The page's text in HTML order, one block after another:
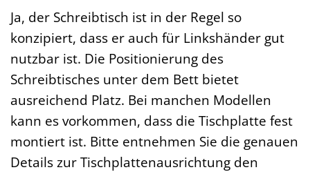
Ja, der Schreibtisch ist in der Regel so
konzipiert, dass er auch für Linkshänder gut
nutzbar ist. Die Positionierung des
Schreibtisches unter dem Bett bietet
ausreichend Platz. Bei manchen Modellen
kann es vorkommen, dass die Tischplatte fest
montiert ist. Bitte entnehmen Sie die genauen
Details zur Tischplattenausrichtung den